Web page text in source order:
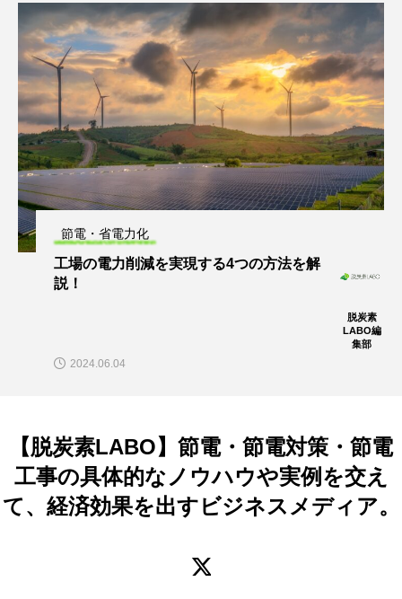
節電・省電力化
工場の電力削減を実現する4つの方法を解
説！
脱炭素
LABO編
集部
2024.06.04
【脱炭素LABO】節電・節電対策・節電
工事の具体的なノウハウや実例を交え
て、経済効果を出すビジネスメディア。